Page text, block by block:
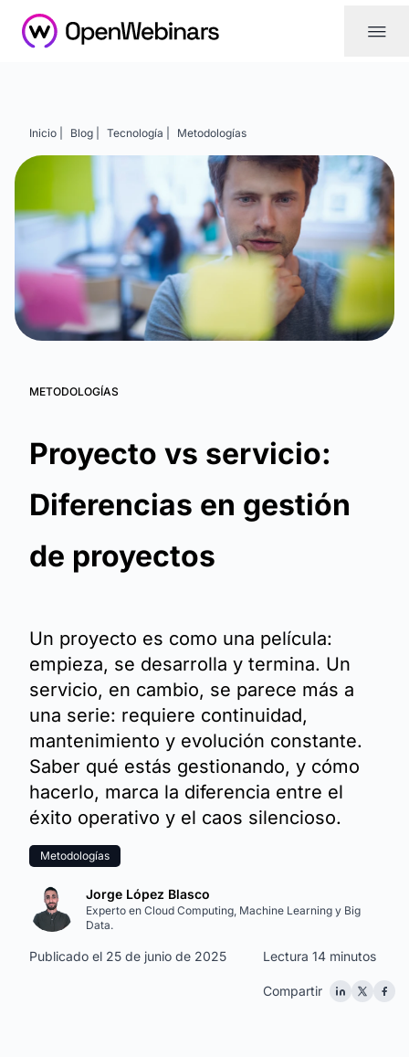
|||
Inicio | Blog | Tecnología | Metodologías
METODOLOGÍAS
Proyecto vs servicio:
Diferencias en gestión
de proyectos
Un proyecto es como una película:
empieza, se desarrolla y termina. Un
servicio, en cambio, se parece más a
una serie: requiere continuidad,
mantenimiento y evolución constante.
Saber qué estás gestionando, y cómo
hacerlo, marca la diferencia entre el
éxito operativo y el caos silencioso.
Metodologías
Jorge López Blasco
Experto en Cloud Computing, Machine Learning y Big
Data.
Lectura 14 minutos
Publicado el 25 de junio de 2025
Compartir